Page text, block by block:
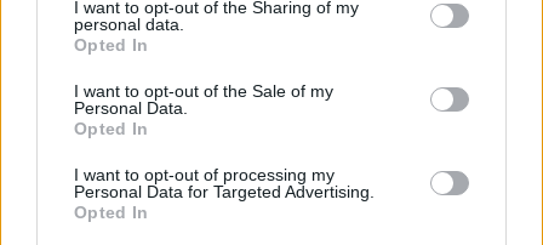
I want to opt-out of the Sharing of my
personal data.
Opted In
I want to opt-out of the Sale of my
Personal Data.
Opted In
I want to opt-out of processing my
Personal Data for Targeted Advertising.
Opted In
VS Imolese
COMPETICIONES
Imolese
Pescara
3 (6,12%)
Rimini
3 (6,12%)